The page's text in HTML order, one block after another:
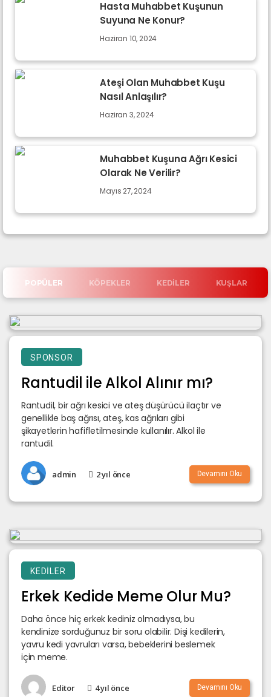
Hasta Muhabbet Kuşunun
Suyuna Ne Konur?
Haziran 10, 2024
Ateşi Olan Muhabbet Kuşu
Nasıl Anlaşılır?
Haziran 3, 2024
Muhabbet Kuşuna Ağrı Kesici
Olarak Ne Verilir?
Mayıs 27, 2024
POPÜLER KÖPEKLER KEDILER KUŞLAR
SPONSOR
Rantudil ile Alkol Alınır mı?
Rantudil, bir ağrı kesici ve ateş düşürücü ilaçtır ve
genellikle baş ağrısı, ateş, kas ağrıları gibi
şikayetlerin hafifletilmesinde kullanılır. Alkol ile
rantudil.
admin 2 yıl önce Devamını Oku
KEDILER
Erkek Kedide Meme Olur Mu?
Daha önce hiç erkek kediniz olmadıysa, bu
kendinize sorduğunuz bir soru olabilir. Dişi kedilerin,
yavru kedi yavruları varsa, bebeklerini beslemek
için meme.
Editor 4 yıl önce Devamını Oku